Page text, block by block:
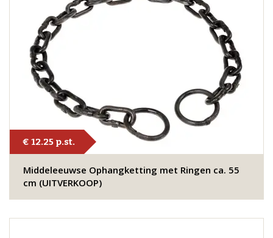
€ 12.25 p.st.
Middeleeuwse Ophangketting met Ringen ca. 55
cm (UITVERKOOP)